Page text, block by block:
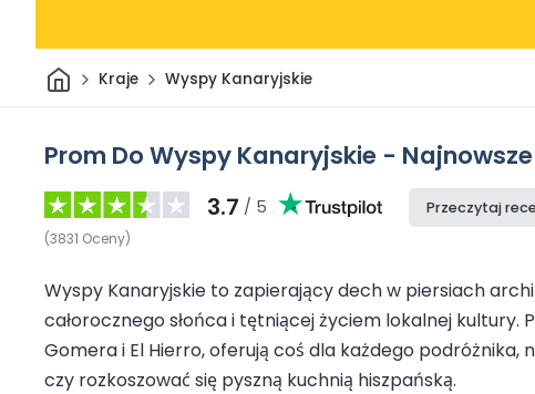
DomKraje Wyspy Kanaryjskie
Prom Do Wyspy Kanaryjskie -
3.7 / 5
(3831 Oceny)
Przeczytaj
Wyspy Kanaryjskie to zapierający dech w piersiach
całorocznego słońca i tętniącej życiem lokalnej
Gomera i El Hierro, oferują coś dla każdego
czy rozkoszować się pyszną kuchnią hiszpańską.